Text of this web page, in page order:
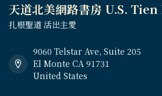
天道北美網路書房 U.S.
扎根聖道 活出主愛
9060 Telstar Ave, Suite 205
El Monte CA 91731
United States